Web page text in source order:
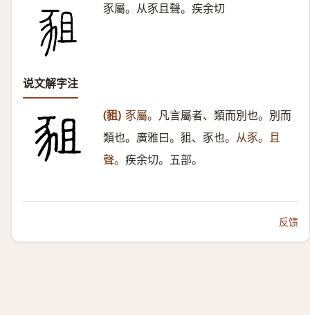
豕屬。从豕且聲。疾余切
说文解字注
(豠) 豕屬。 凡言屬者、類而別也。別而
類也。廣雅曰。豠、豕也。 从豕。且
聲。 疾余切。五部。
反馈